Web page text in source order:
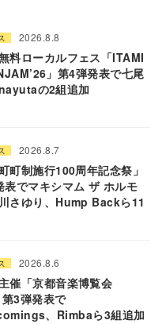
2026.8.8
料ローカルフェス「ITAMI
」第4弾発表で七尾
の2組追加
2026.8.7
町制施行100周年記念祭」
表でマキシマム ザ ホルモ
さゆり、Hump Backら11
2026.8.6
催「京都音楽博覧会
3弾発表で
、Rimbaら3組追加